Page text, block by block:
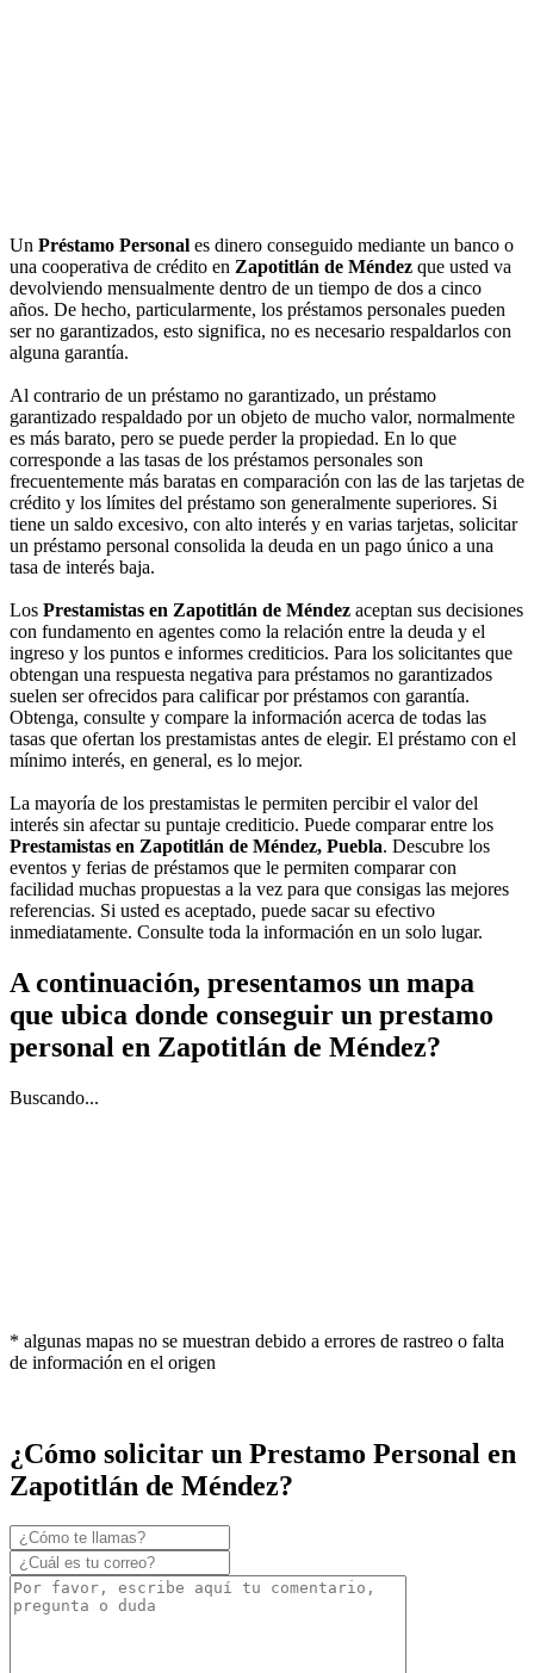
Un Préstamo Personal es dinero conseguido mediante un banco o
una cooperativa de crédito en Zapotitlán de Méndez que usted va
devolviendo mensualmente dentro de un tiempo de dos a cinco
años. De hecho, particularmente, los préstamos personales pueden
ser no garantizados, esto significa, no es necesario respaldarlos con
alguna garantía.
Al contrario de un préstamo no garantizado, un préstamo
garantizado respaldado por un objeto de mucho valor, normalmente
es más barato, pero se puede perder la propiedad. En lo que
corresponde a las tasas de los préstamos personales son
frecuentemente más baratas en comparación con las de las tarjetas de
crédito y los límites del préstamo son generalmente superiores. Si
tiene un saldo excesivo, con alto interés y en varias tarjetas, solicitar
un préstamo personal consolida la deuda en un pago único a una
tasa de interés baja.
Los Prestamistas en Zapotitlán de Méndez aceptan sus decisiones
con fundamento en agentes como la relación entre la deuda y el
ingreso y los puntos e informes crediticios. Para los solicitantes que
obtengan una respuesta negativa para préstamos no garantizados
suelen ser ofrecidos para calificar por préstamos con garantía.
Obtenga, consulte y compare la información acerca de todas las
tasas que ofertan los prestamistas antes de elegir. El préstamo con el
mínimo interés, en general, es lo mejor.
La mayoría de los prestamistas le permiten percibir el valor del
interés sin afectar su puntaje crediticio. Puede comparar entre los
Prestamistas en Zapotitlán de Méndez, Puebla. Descubre los
eventos y ferias de préstamos que le permiten comparar con
facilidad muchas propuestas a la vez para que consigas las mejores
referencias. Si usted es aceptado, puede sacar su efectivo
inmediatamente. Consulte toda la información en un solo lugar.
A continuación, presentamos un mapa
que ubica donde conseguir un prestamo
personal en Zapotitlán de Méndez?
Buscando...
* algunas mapas no se muestran debido a errores de rastreo o falta
de información en el origen
¿Cómo solicitar un Prestamo Personal en
Zapotitlán de Méndez?